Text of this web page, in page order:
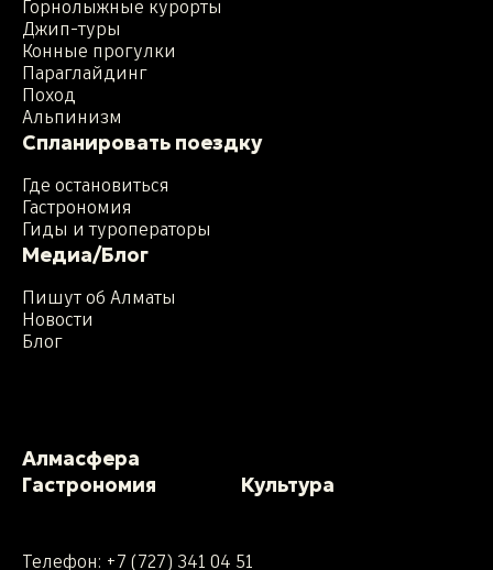
Горнолыжные курорты
Джип-туры
Конные прогулки
Параглайдинг
Поход
Альпинизм
Спланировать поездку
Где остановиться
Гастрономия
Гиды и туроператоры
Медиа/Блог
Пишут об Алматы
Новости
Блог
Алмасфера
Гастрономия
Культура
Телефон: +7 (727) 341 04 51